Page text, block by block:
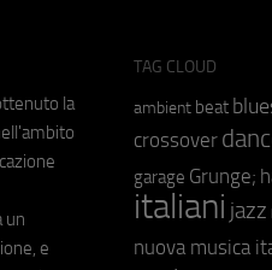
la
un
e
TAG CLOUD
ambient beat
crossover
garage Grunge;
italiani jazz
nuova musica